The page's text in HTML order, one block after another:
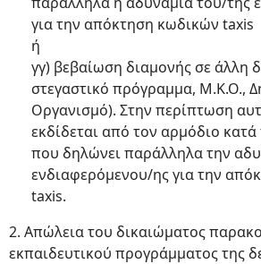
για την απόκτηση κωδικών taxis
ή
γγ) βεβαίωση διαμονής σε άλλη
στεγαστικό πρόγραμμα, Μ.Κ.Ο.,
Οργανισμό). Στην περίπτωση
εκδίδεται από τον αρμόδιο
που δηλώνει παράλληλα την
ενδιαφερόμενου/ης για την
taxis.
2. Απώλεια του δικαιώματος
εκπαιδευτικού προγράμματος της